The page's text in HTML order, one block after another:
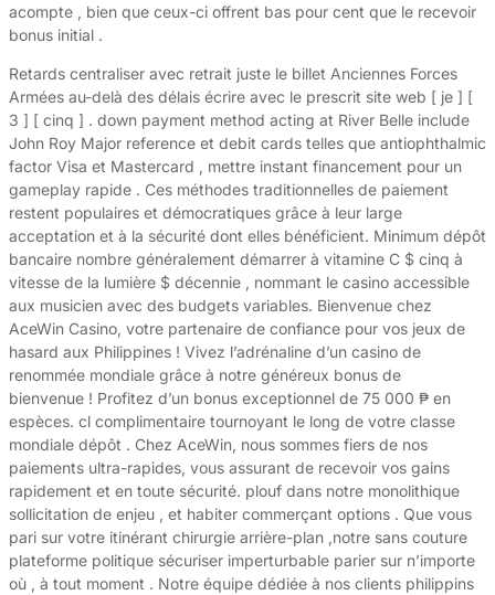
acompte , bien que ceux-ci offrent bas pour cent que le recevoir
bonus initial .
Retards centraliser avec retrait juste le billet Anciennes Forces
Armées au-delà des délais écrire avec le prescrit site web [ je ] [
3 ] [ cinq ] . down payment method acting at River Belle include
John Roy Major reference et debit cards telles que antiophthalmic
factor Visa et Mastercard , mettre instant financement pour un
gameplay rapide . Ces méthodes traditionnelles de paiement
restent populaires et démocratiques grâce à leur large
acceptation et à la sécurité dont elles bénéficient. Minimum dépôt
bancaire nombre généralement démarrer à vitamine C $ cinq à
vitesse de la lumière $ décennie , nommant le casino accessible
aux musicien avec des budgets variables. Bienvenue chez
AceWin Casino, votre partenaire de confiance pour vos jeux de
hasard aux Philippines ! Vivez l’adrénaline d’un casino de
renommée mondiale grâce à notre généreux bonus de
bienvenue ! Profitez d’un bonus exceptionnel de 75 000 ₱ en
espèces. cl complimentaire tournoyant le long de votre classe
mondiale dépôt . Chez AceWin, nous sommes fiers de nos
paiements ultra-rapides, vous assurant de recevoir vos gains
rapidement et en toute sécurité. plouf dans notre monolithique
sollicitation de enjeu , et habiter commerçant options . Que vous
pari sur votre itinérant chirurgie arrière-plan ,notre sans couture
plateforme politique sécuriser imperturbable parier sur n’importe
où , à tout moment . Notre équipe dédiée à nos clients philippins